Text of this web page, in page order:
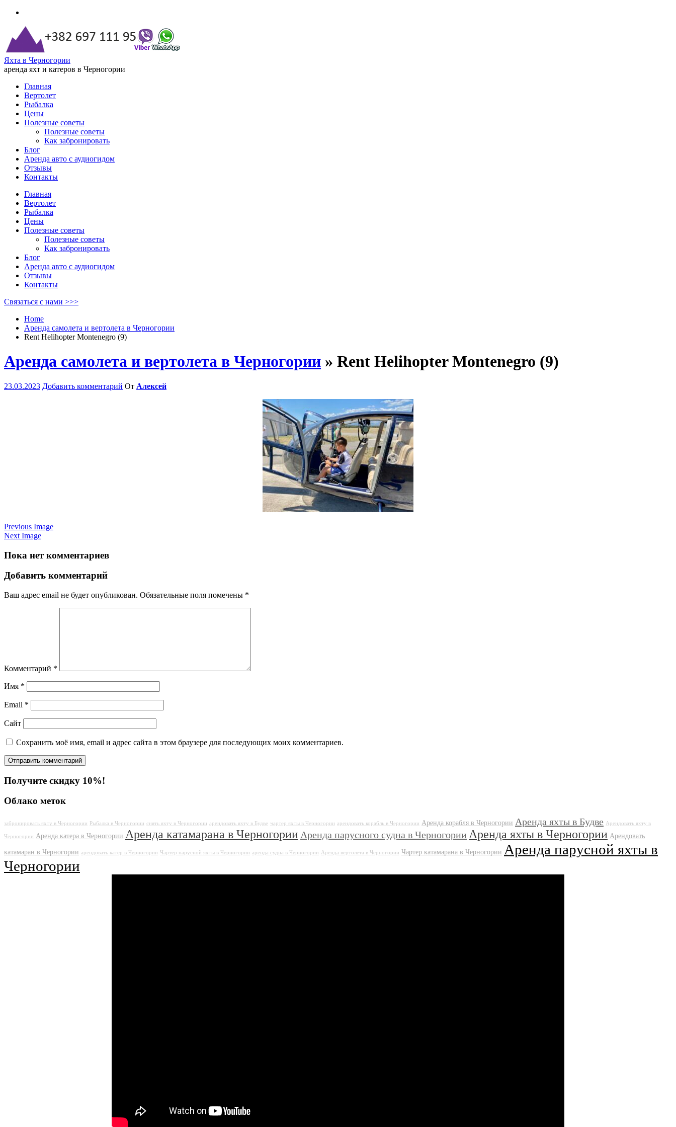
Яхта в Черногории
аренда яхт и катеров в Черногории
Главная
Вертолет
Рыбалка
Цены
Полезные советы
Полезные советы
Как забронировать
Блог
Аренда авто с аудиогидом
Отзывы
Контакты
Главная
Вертолет
Рыбалка
Цены
Полезные советы
Полезные советы
Как забронировать
Блог
Аренда авто с аудиогидом
Отзывы
Контакты
Связаться с нами >>>
Home
Аренда самолета и вертолета в Черногории
Rent Helihopter Montenegro (9)
Аренда самолета и вертолета в Черногории » Rent Helihopter Montenegro (9)
23.03.2023 Добавить комментарий От Алексей
Previous Image
Next Image
Пока нет комментариев
Добавить комментарий
Ваш адрес email не будет опубликован. Обязательные поля помечены *
Комментарий *
Имя *
Email *
Сайт
Сохранить моё имя, email и адрес сайта в этом браузере для последующих моих комментариев.
Получите скидку 10%!
Облако меток
забронировать яхту в Черногории Рыбалка в Черногории снять яхту в Черногории арендовать яхту в Будве чартер яхты в Черногории арендовать корабль в Черногории Аренда корабля в Черногории Аренда яхты в Будве Арендовать яхту в
Черногории Аренда катера в Черногории Аренда катамарана в Черногории Аренда парусного судна в Черногории Аренда яхты в Черногории Арендовать
катамаран в Черногории арендовать катер в Черногории Чартер парусной яхты в Черногории аренда судна в Черногории Аренда вертолета в Черногории Чартер катамарана в Черногории Аренда парусной яхты в
Черногории